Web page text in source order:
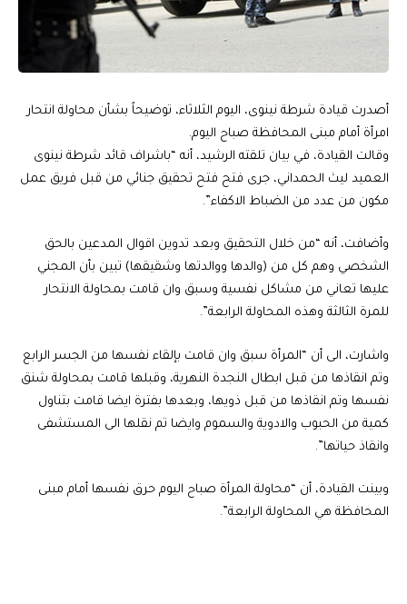
أصدرت قيادة شرطة نينوى، اليوم الثلاثاء، توضيحاً بشأن محاولة انتحار
امرأة أمام مبنى المحافظة صباح اليوم.
وقالت القيادة، في بيان تلقته الرشيد، أنه “باشراف قائد شرطة نينوى
العميد ليث الحمداني، جرى فتح فتح تحقيق جنائي من قبل فريق عمل
مكون من عدد من الضباط الاكفاء”.
وأضافت، أنه “من خلال التحقيق وبعد تدوين اقوال المدعين بالحق
الشخصي وهم كل من (والدها ووالدتها وشقيقها) تبين بأن المجني
عليها تعاني من مشاكل نفسية وسبق وان قامت بمحاولة الانتحار
للمرة الثالثة وهذه المحاولة الرابعة”.
واشارت، الى أن “المرأة سبق وان قامت بإلقاء نفسها من الجسر الرابع
وتم انقاذها من قبل ابطال النجدة النهرية، وقبلها قامت بمحاولة شنق
نفسها وتم انقاذها من قبل ذويها، وبعدها بفترة ايضا قامت بتناول
كمية من الحبوب والادوية والسموم وايضا تم نقلها الى المستشفى
وانقاذ حياتها”.
وبينت القيادة، أن “محاولة المرأة صباح اليوم حرق نفسها أمام مبنى
المحافظة هي المحاولة الرابعة”.